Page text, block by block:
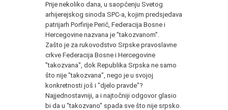
Prije nekoliko dana, u saopćenju Svetog
arhijerejskog sinoda SPC-a, kojim predsjedava
patrijarh Porfirije Perić, Federacija Bosne i
Hercegovine nazvana je "takozvanom".
Zašto je za rukovodstvo Srpske pravoslavne
crkve Federacija Bosne i Hercegovine
"takozvana", dok Republika Srpska ne samo
što nije "takozvana", nego je u svojoj
konkretnosti još i "djelo pravde"?
Najjednostavniji, a i najtočniji odgovor glasio
bi da u "takozvano" spada sve što nije srpsko.